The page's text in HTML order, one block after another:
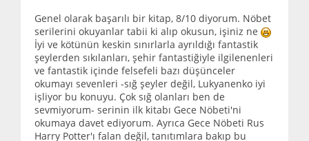
Genel olarak başarılı bir kitap, 8/10 diyorum. Nöbet
serilerini okuyanlar tabii ki alıp okusun, işiniz ne
İyi ve kötünün keskin sınırlarla ayrıldığı fantastik
şeylerden sıkılanları, şehir fantastiğiyle ilgilenenleri
ve fantastik içinde felsefeli bazı düşünceler
okumayı sevenleri -sığ şeyler değil, Lukyanenko iyi
işliyor bu konuyu. Çok sığ olanları ben de
sevmiyorum- serinin ilk kitabı Gece Nöbeti'ni
okumaya davet ediyorum. Ayrıca Gece Nöbeti Rus
Harry Potter'ı falan değil, tanıtımlara bakıp bu